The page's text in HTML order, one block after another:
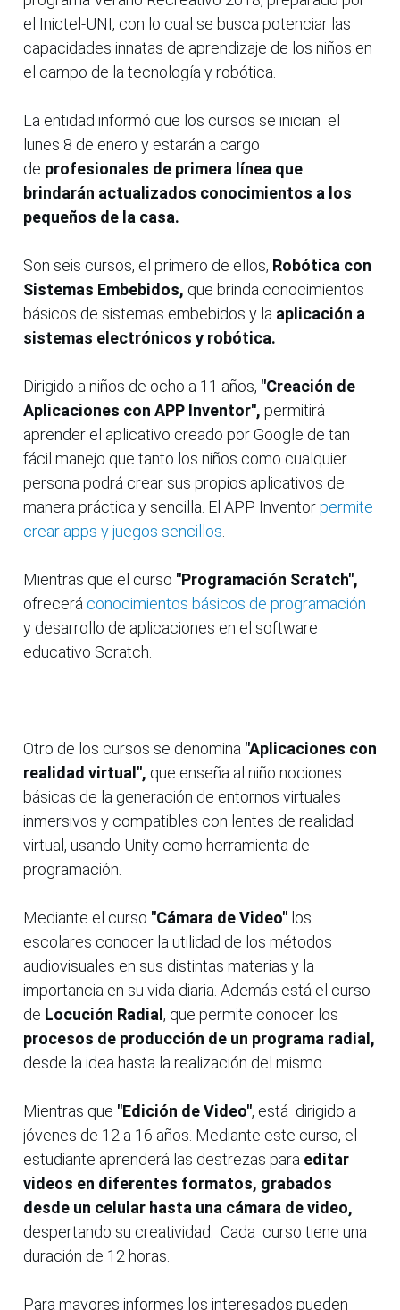
el Inictel-UNI, con lo cual se busca potenciar las
capacidades innatas de aprendizaje de los niños en
el campo de la tecnología y robótica.
La entidad informó que los cursos se inician el
lunes 8 de enero y estarán a cargo
de profesionales de primera línea que
brindarán actualizados conocimientos a los
pequeños de la casa.
Son seis cursos, el primero de ellos, Robótica con
Sistemas Embebidos, que brinda conocimientos
básicos de sistemas embebidos y la aplicación a
sistemas electrónicos y robótica.
Dirigido a niños de ocho a 11 años, "Creación de
Aplicaciones con APP Inventor", permitirá
aprender el aplicativo creado por Google de tan
fácil manejo que tanto los niños como cualquier
persona podrá crear sus propios aplicativos de
manera práctica y sencilla. El APP Inventorpermite
crear apps y juegos sencillos
Mientras que el curso "Programación Scratch",
ofrecerá conocimientos básicos de programación
y desarrollo de aplicaciones en el software
educativo Scratch.
Otro de los cursos se denomina "Aplicaciones con
realidad virtual", que enseña al niño nociones
básicas de la generación de entornos virtuales
inmersivos y compatibles con lentes de realidad
virtual, usando Unity como herramienta de
programación.
Mediante el curso "Cámara de Video" los
escolares conocer la utilidad de los métodos
audiovisuales en sus distintas materias y la
importancia en su vida diaria. Además está el curso
de Locución Radial , que permite conocer los
procesos de producción de un programa radial,
desde la idea hasta la realización del mismo.
Mientras que "Edición de Video", está dirigido a
jóvenes de 12 a 16 años. Mediante este curso, el
estudiante aprenderá las destrezas para editar
videos en diferentes formatos, grabados
desde un celular hasta una cámara de video,
despertando su creatividad. Cada curso tiene una
duración de 12 horas.
Para mayores informes los interesados pueden